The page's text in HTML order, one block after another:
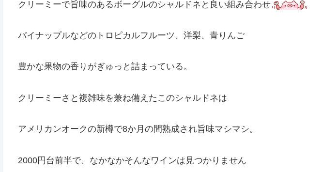
クリーミーで旨味のあるボーグルのシャルドネと良い組み合わせ
パイナップルなどのトロピカルフルーツ、洋梨、青りんご
豊かな果物の香りがぎゅっと詰まっている。
クリーミーさと複雑味を兼ね備えたこのシャルドネは
アメリカンオークの新樽で8か月の間熟成され旨味マシマシ。
2000円台前半で、なかなかそんなワインは見つかりません